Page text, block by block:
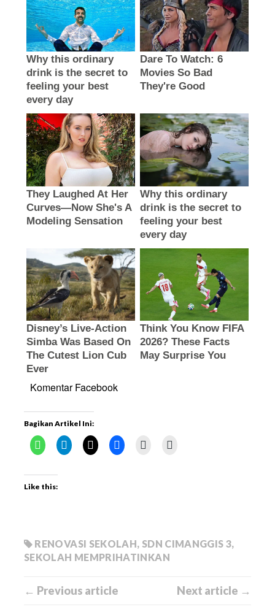
Komentar Facebook
Bagikan Artikel Ini:
Like this:
RENOVASI SEKOLAH, SDN CIMANGGIS 3,
SEKOLAH MEMPRIHATINKAN
← Previous article Next article →